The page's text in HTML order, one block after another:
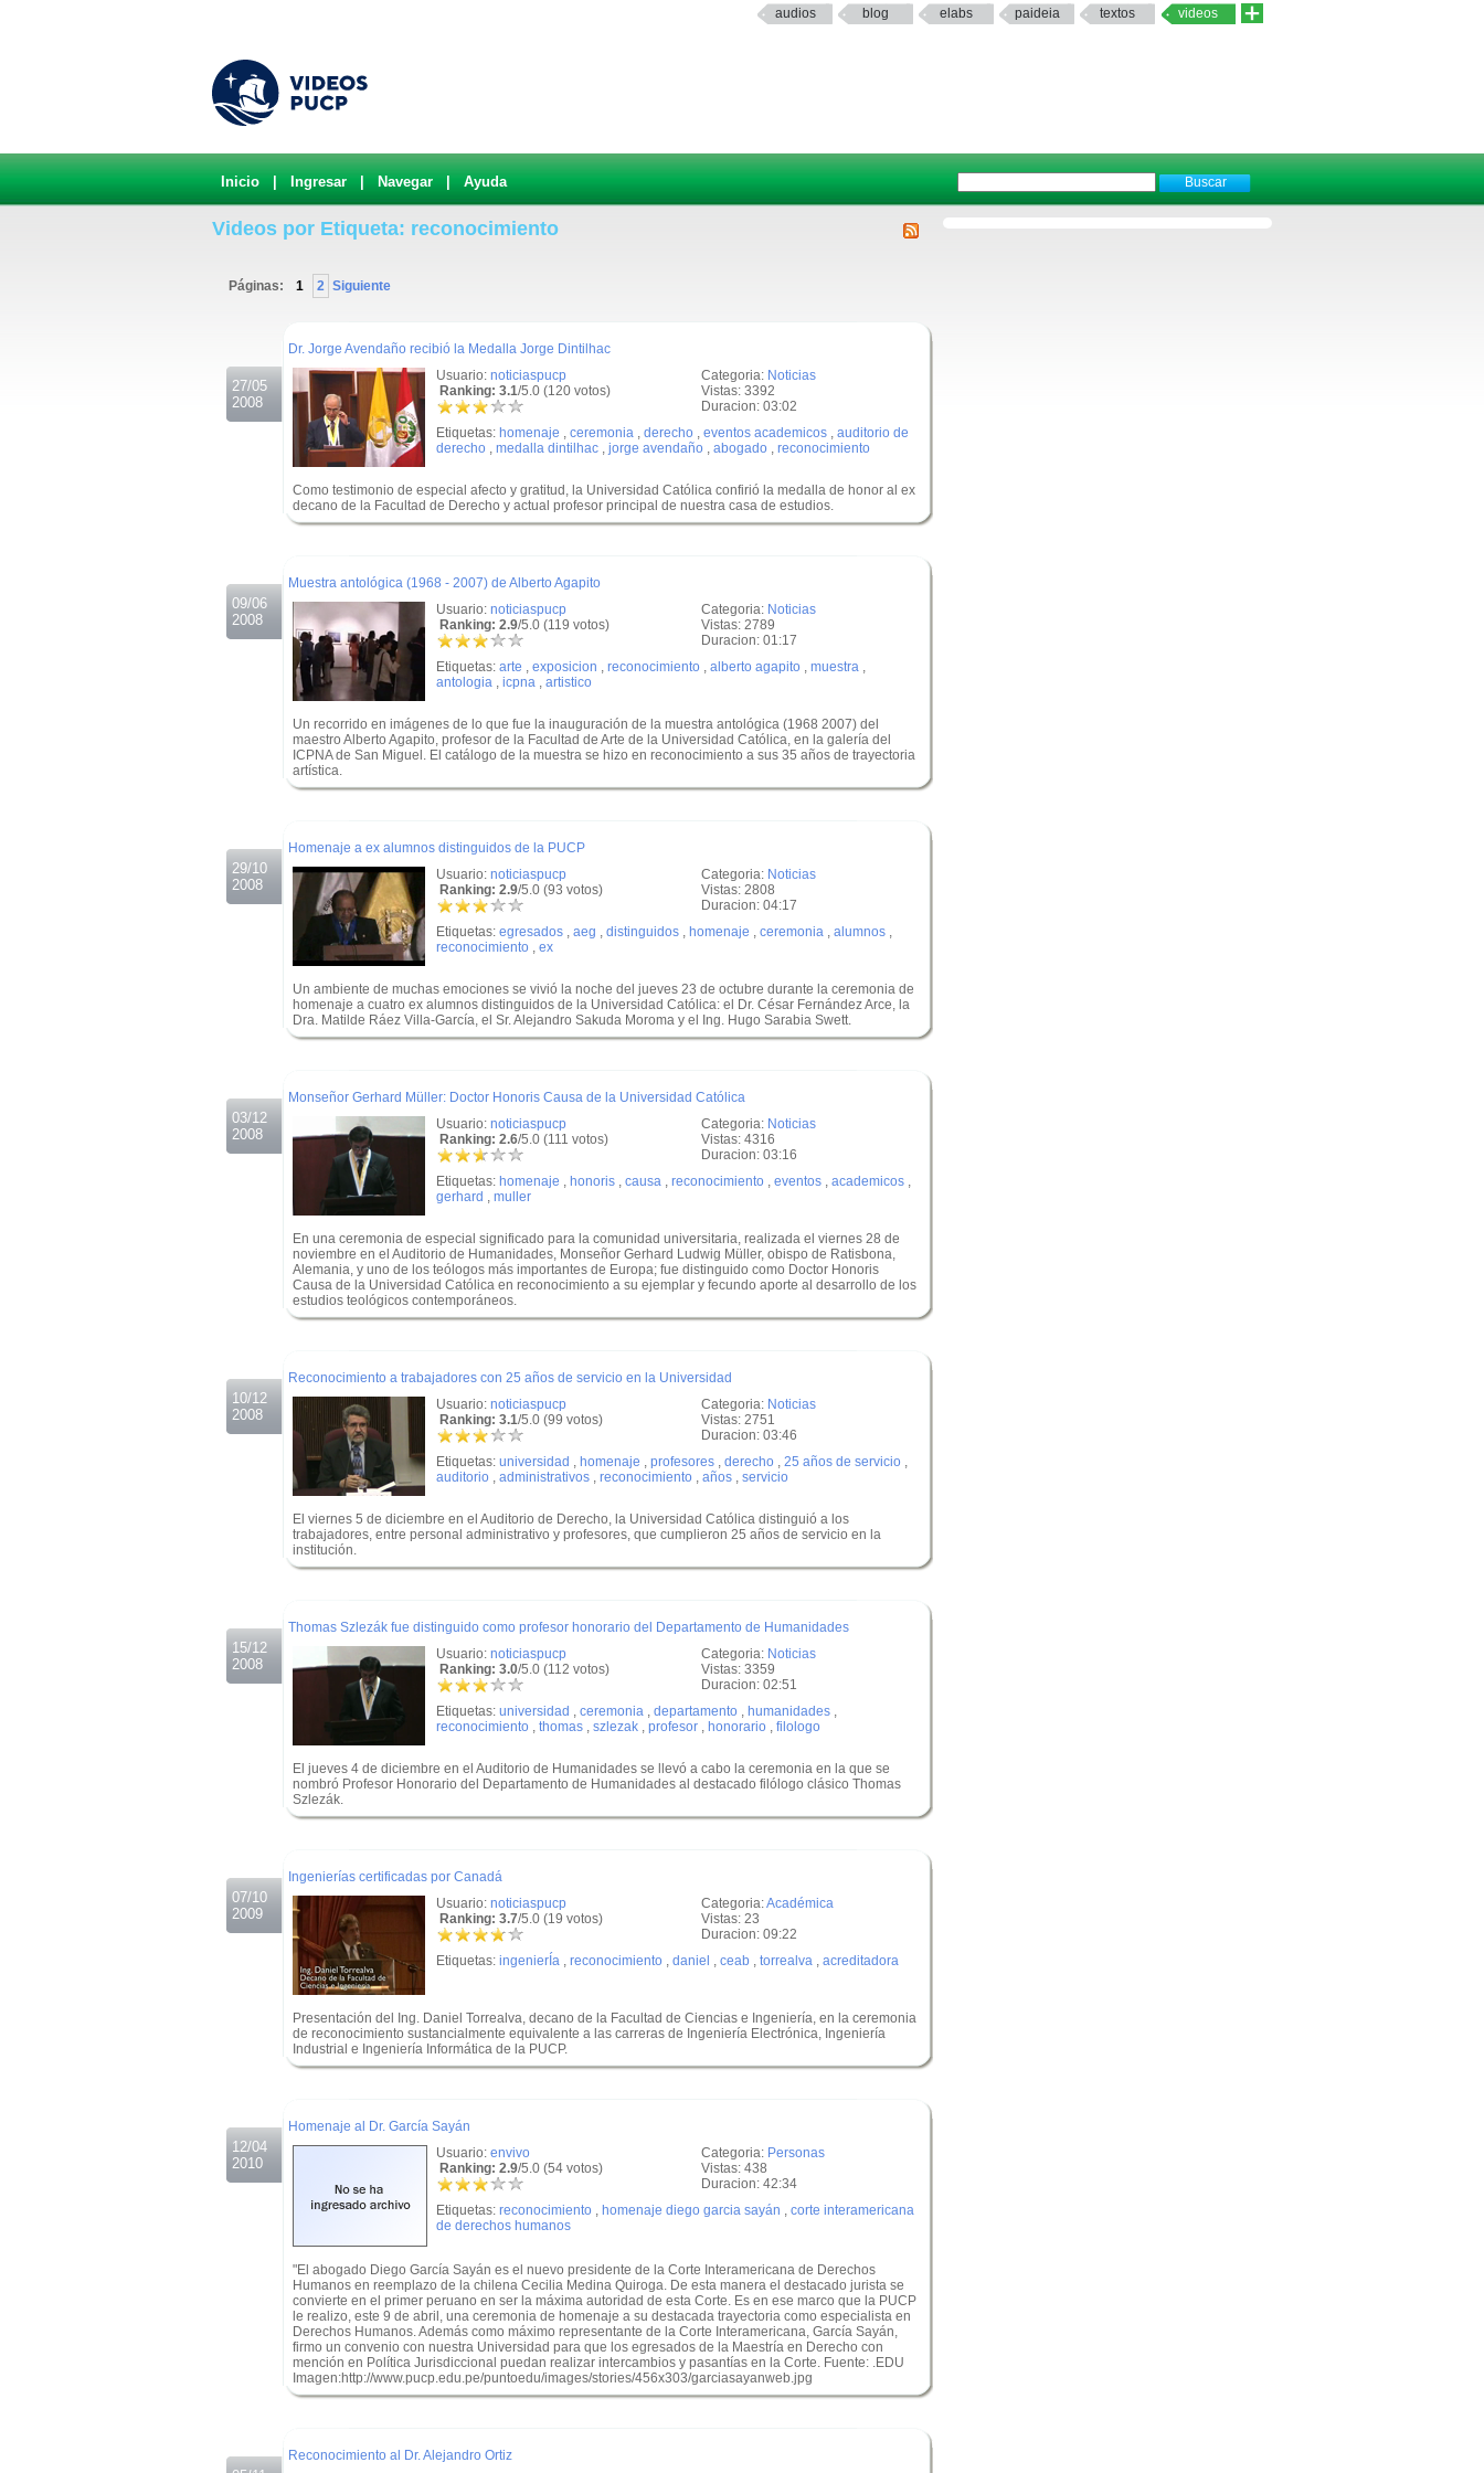
audios blog elabs paideia textos videos
Inicio Ingresar Navegar Ayuda
Videos por Etiqueta: reconocimiento
Páginas: 1 2 Siguiente
27/05
2008
Dr. Jorge Avendaño recibió la Medalla Jorge Dintilhac
Categoria: Noticias
Vistas: 3392
Duracion: 03:02
Usuario: noticiaspucp
Ranking: 3.1/5.0 (120 votos)
Etiquetas: homenaje , ceremonia , derecho , eventos academicos , auditorio de
derecho , medalla dintilhac , jorge avendaño , abogado , reconocimiento
Como testimonio de especial afecto y gratitud, la Universidad Católica confirió la medalla de honor al ex
decano de la Facultad de Derecho y actual profesor principal de nuestra casa de estudios.
09/06
2008
Muestra antológica (1968 - 2007) de Alberto Agapito
Categoria: Noticias
Vistas: 2789
Duracion: 01:17
Usuario: noticiaspucp
Ranking: 2.9/5.0 (119 votos)
Etiquetas: arte , exposicion , reconocimiento , alberto agapito , muestra ,
antologia , icpna , artistico
Un recorrido en imágenes de lo que fue la inauguración de la muestra antológica (1968 2007) del
maestro Alberto Agapito, profesor de la Facultad de Arte de la Universidad Católica, en la galería del
ICPNA de San Miguel. El catálogo de la muestra se hizo en reconocimiento a sus 35 años de trayectoria
artística.
29/10
2008
Homenaje a ex alumnos distinguidos de la PUCP
Categoria: Noticias
Vistas: 2808
Duracion: 04:17
Usuario: noticiaspucp
Ranking: 2.9/5.0 (93 votos)
Etiquetas: egresados , aeg , distinguidos , homenaje , ceremonia , alumnos ,
reconocimiento , ex
Un ambiente de muchas emociones se vivió la noche del jueves 23 de octubre durante la ceremonia de
homenaje a cuatro ex alumnos distinguidos de la Universidad Católica: el Dr. César Fernández Arce, la
Dra. Matilde Ráez Villa-García, el Sr. Alejandro Sakuda Moroma y el Ing. Hugo Sarabia Swett.
03/12
2008
Monseñor Gerhard Müller: Doctor Honoris Causa de la Universidad Católica
Categoria: Noticias
Vistas: 4316
Duracion: 03:16
Usuario: noticiaspucp
Ranking: 2.6/5.0 (111 votos)
Etiquetas: homenaje , honoris , causa , reconocimiento , eventos , academicos ,
gerhard , muller
En una ceremonia de especial significado para la comunidad universitaria, realizada el viernes 28 de
noviembre en el Auditorio de Humanidades, Monseñor Gerhard Ludwig Müller, obispo de Ratisbona,
Alemania, y uno de los teólogos más importantes de Europa; fue distinguido como Doctor Honoris
Causa de la Universidad Católica en reconocimiento a su ejemplar y fecundo aporte al desarrollo de los
estudios teológicos contemporáneos.
10/12
2008
Reconocimiento a trabajadores con 25 años de servicio en la Universidad
Categoria: Noticias
Vistas: 2751
Duracion: 03:46
Usuario: noticiaspucp
Ranking: 3.1/5.0 (99 votos)
Etiquetas: universidad , homenaje , profesores , derecho , 25 años de servicio ,
auditorio , administrativos , reconocimiento , años , servicio
El viernes 5 de diciembre en el Auditorio de Derecho, la Universidad Católica distinguió a los
trabajadores, entre personal administrativo y profesores, que cumplieron 25 años de servicio en la
institución.
15/12
2008
Thomas Szlezák fue distinguido como profesor honorario del Departamento de Humanidades
Categoria: Noticias
Vistas: 3359
Duracion: 02:51
Usuario: noticiaspucp
Ranking: 3.0/5.0 (112 votos)
Etiquetas: universidad , ceremonia , departamento , humanidades ,
reconocimiento , thomas , szlezak , profesor , honorario , filologo
El jueves 4 de diciembre en el Auditorio de Humanidades se llevó a cabo la ceremonia en la que se
nombró Profesor Honorario del Departamento de Humanidades al destacado filólogo clásico Thomas
Szlezák.
07/10
2009
Ingenierías certificadas por Canadá
Categoria:Académica
Vistas: 23
Duracion: 09:22
Usuario: noticiaspucp
Ranking: 3.7/5.0 (19 votos)
Etiquetas: ingenierÍa , reconocimiento , daniel , ceab , torrealva , acreditadora
Presentación del Ing. Daniel Torrealva, decano de la Facultad de Ciencias e Ingeniería, en la ceremonia
de reconocimiento sustancialmente equivalente a las carreras de Ingeniería Electrónica, Ingeniería
Industrial e Ingeniería Informática de la PUCP.
12/04
2010
Homenaje al Dr. García Sayán
Categoria: Personas
Vistas: 438
Duracion: 42:34
Usuario: envivo
Ranking: 2.9/5.0 (54 votos)
Etiquetas: reconocimiento , homenaje diego garcia sayán , corte interamericana
de derechos humanos
"El abogado Diego García Sayán es el nuevo presidente de la Corte Interamericana de Derechos
Humanos en reemplazo de la chilena Cecilia Medina Quiroga. De esta manera el destacado jurista se
convierte en el primer peruano en ser la máxima autoridad de esta Corte. Es en ese marco que la PUCP
le realizo, este 9 de abril, una ceremonia de homenaje a su destacada trayectoria como especialista en
Derechos Humanos. Además como máximo representante de la Corte Interamericana, García Sayán,
firmo un convenio con nuestra Universidad para que los egresados de la Maestría en Derecho con
mención en Política Jurisdiccional puedan realizar intercambios y pasantías en la Corte. Fuente: .EDU
Imagen:http://www.pucp.edu.pe/puntoedu/images/stories/456x303/garciasayanweb.jpg
Reconocimiento al Dr. Alejandro Ortiz